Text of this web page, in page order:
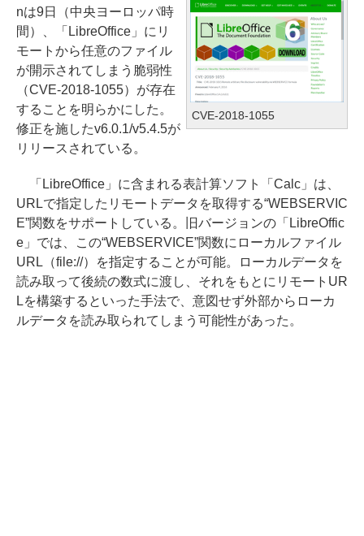
CVE-2018-1055
nは9日（中央ヨーロッパ時
間）、「LibreOffice」にリ
モートから任意のファイル
が開示されてしまう脆弱性
（CVE-2018-1055）が存在
することを明らかにした。
修正を施したv6.0.1/v5.4.5が
リリースされている。
「LibreOffice」に含まれる表計算ソフト「Calc」は、
URLで指定したリモートデータを取得する“WEBSERVIC
E”関数をサポートしている。旧バージョンの「LibreOffic
e」では、この“WEBSERVICE”関数にローカルファイル
URL（file://）を指定することが可能。ローカルデータを
読み取って後続の数式に渡し、それをもとにリモートUR
Lを構築するといった手法で、意図せず外部からローカ
ルデータを読み取られてしまう可能性があった。